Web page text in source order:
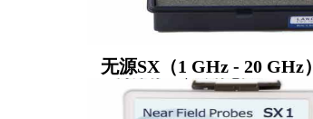
无源SX（1 GHz - 20 GHz）